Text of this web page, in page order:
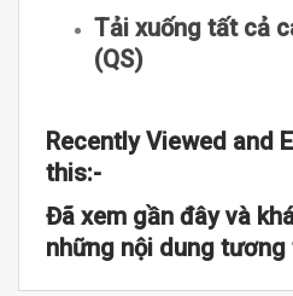
Tải xuống tất cả
(QS)
Recently Viewed and
this:-
Đã xem gần đây và
những nội dung tương